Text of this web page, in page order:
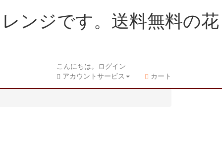
ンジです。送料無料の花
こんにちは。ログイン
アカウントサービス
カート